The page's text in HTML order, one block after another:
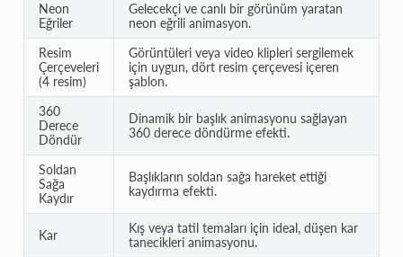
Neon
Eğriler
Gelecekçi ve canlı bir görünüm yaratan
neon eğrili animasyon.
Resim
Çerçeveleri
(4 resim)
Görüntüleri veya video klipleri sergilemek
için uygun, dört resim çerçevesi içeren
şablon.
360
Derece
Döndür
Dinamik bir başlık animasyonu sağlayan
360 derece döndürme efekti.
Soldan
Sağa
Kaydır
Başlıkların soldan sağa hareket ettiği
kaydırma efekti.
Kar
Kış veya tatil temaları için ideal, düşen kar
tanecikleri animasyonu.